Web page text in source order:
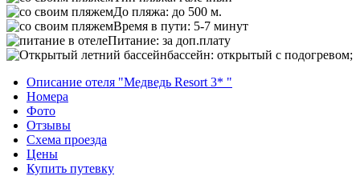
До пляжа: до 500 м.
Время в пути: 5-7 минут
Питание: за доп.плату
бассейн: открытый с подогревом;
Описание отеля "Медведь Resort 3* "
Номера
Фото
Отзывы
Схема проезда
Цены
Купить путевку